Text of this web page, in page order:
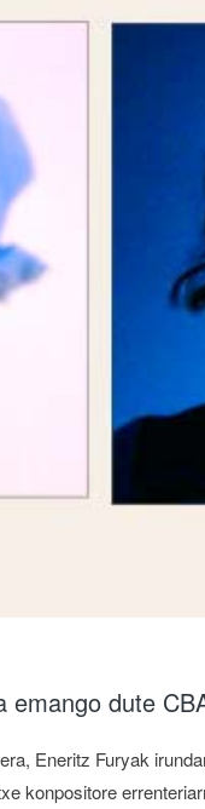
dute
Eneritz Furyak
konpositore